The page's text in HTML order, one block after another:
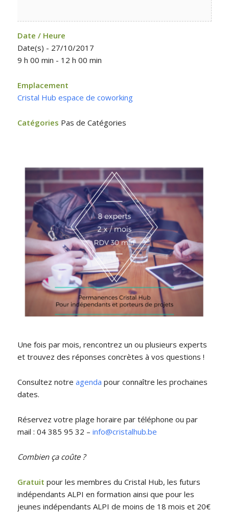
Date / Heure
Date(s) - 27/10/2017
9 h 00 min - 12 h 00 min
Emplacement
Cristal Hub espace de coworking
Catégories Pas de Catégories
Une fois par mois, rencontrez un ou plusieurs experts
et trouvez des réponses concrètes à vos questions !
Consultez notre agenda pour connaître les prochaines
dates.
Réservez votre plage horaire par téléphone ou par
mail : 04 385 95 32 – info@cristalhub.be
Combien ça coûte ?
Gratuit pour les membres du Cristal Hub, les futurs
indépendants ALPI en formation ainsi que pour les
jeunes indépendants ALPI de moins de 18 mois et 20€